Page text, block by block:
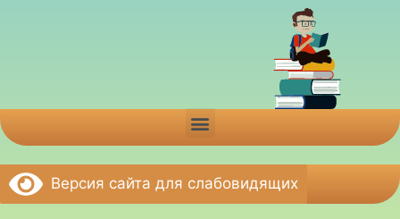
Версия сайта для слабовидящих